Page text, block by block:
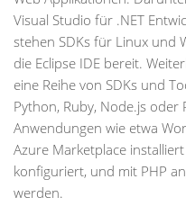
Visual Studio für .NET
stehen SDKs für Linux und
die Eclipse IDE bereit.
eine Reihe von SDKs und
Python, Ruby, Node.js oder
Anwendungen wie etwa
Azure Marketplace
konfiguriert, und mit PHP
werden.